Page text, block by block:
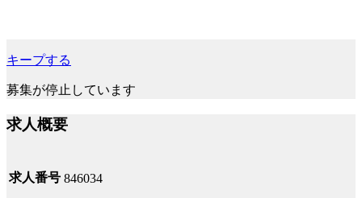
キープする
募集が停止しています
求人概要
求人番号 846034